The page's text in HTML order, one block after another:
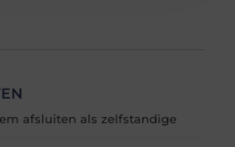
afsluiten als zelfstandige